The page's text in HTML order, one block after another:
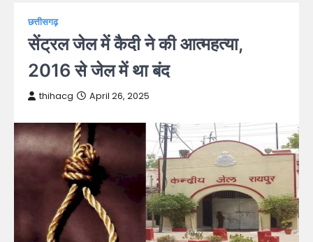
छत्तीसगढ़
सेंट्रल जेल में कैदी ने की आत्महत्या,
2016 से जेल में था बंद
thihacg April 26, 2025